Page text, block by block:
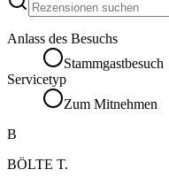
Anlass des Besuchs
Stammgastbesuch
Servicetyp
Zum Mitnehmen
B
BÖLTE T.